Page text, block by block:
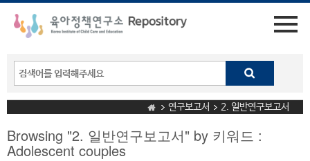
연구보고서 2. 일반연구보고서
Browsing "2. 일반연구보고서" by 키워드 :
Adolescent couples